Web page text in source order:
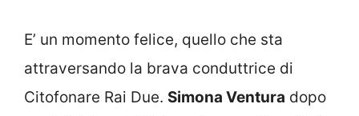
E’ un momento felice, quello che sta
attraversando la brava conduttrice di
Citofonare Rai Due. Simona Ventura dopo